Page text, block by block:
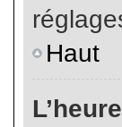
Haut